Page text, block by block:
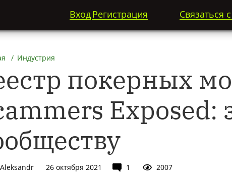
ВходРегистрация Связаться
Индустрия
покерных
26 октября 2021 1 2007